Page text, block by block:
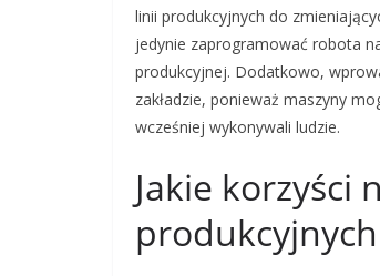
linii produkcyjnych do
jedynie zaprogramować robota
produkcyjnej. Dodatkowo,
zakładzie, ponieważ maszyny
wcześniej wykonywali ludzie.
Jakie korzyści
produkcyjnych